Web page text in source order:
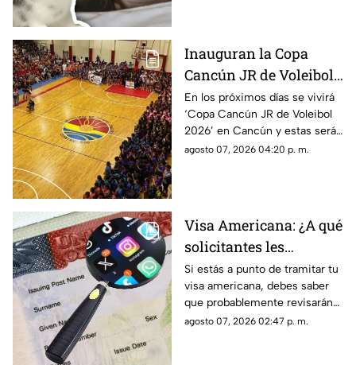
Inauguran la Copa
Cancún JR de Voleibol
2026 en Cancún; aquí
las fechas, categorías y
premios
En los próximos días se vivirá
‘Copa Cancún JR de Voleibol
2026’ en Cancún y estas serán
las fechas, las categorías y los
agosto 07, 2026 04:20 p. m.
Visa Americana: ¿A qué
solicitantes les
revisarán las redes
sociales para su
proceso?
Si estás a punto de tramitar tu
visa americana, debes saber
que probablemente revisarán
tus redes sociales, así que te
agosto 07, 2026 02:47 p. m.